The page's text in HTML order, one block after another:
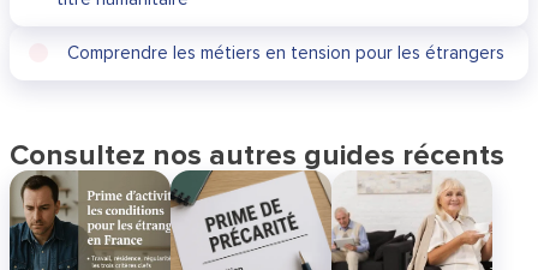
Comprendre les métiers en tension pour les étrangers
Consultez nos autres guides récents